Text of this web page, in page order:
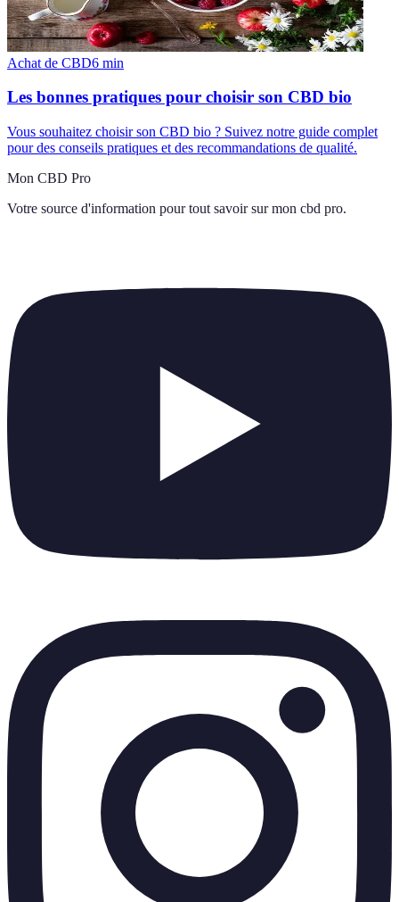
Achat de CBD6 min
Les bonnes pratiques pour choisir son CBD bio
Vous souhaitez choisir son CBD bio ? Suivez notre guide complet
pour des conseils pratiques et des recommandations de qualité.
Mon CBD Pro
Votre source d'information pour tout savoir sur mon cbd pro.